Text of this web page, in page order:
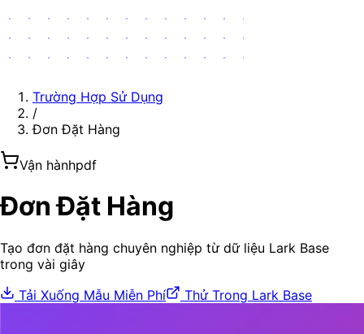
Trường Hợp Sử Dụng
/
Đơn Đặt Hàng
Vận hànhpdf
Đơn Đặt Hàng
Tạo đơn đặt hàng chuyên nghiệp từ dữ liệu Lark Base
trong vài giây
Tải Xuống Mẫu Miễn Phí
Thử Trong Lark Base